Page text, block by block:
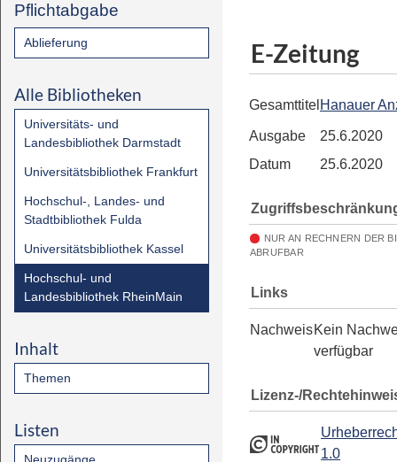
Pflichtabgabe
Ablieferung
Alle Bibliotheken
Universitäts- und
Landesbibliothek Darmstadt
Universitätsbibliothek Frankfurt
Hochschul-, Landes- und
Stadtbibliothek Fulda
Universitätsbibliothek Kassel
Hochschul- und
Landesbibliothek RheinMain
Inhalt
Themen
Listen
E-Zeitung
Gesamttitel Hanauer
Ausgabe
25.6.2020
Datum
25.6.2020
NUR AN RECHNERN DER
ABRUFBAR
Links
NachweisKein
verfügbar
Lizenz-/
1.0